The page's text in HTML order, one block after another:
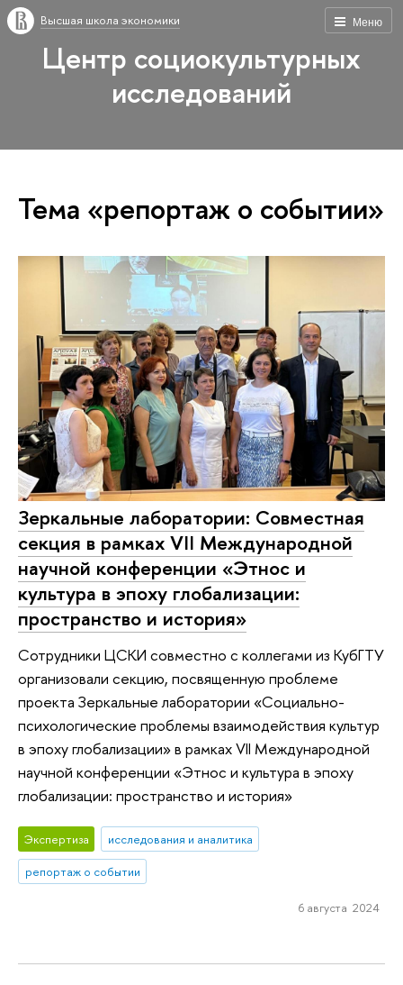
Меню
Высшая школа экономики
Центр социокультурных
исследований
Тема «репортаж о событии»
Зеркальные лаборатории: Совместная
секция в рамках VII Международной
научной конференции «Этнос и
культура в эпоху глобализации:
пространство и история»
Сотрудники ЦСКИ совместно с коллегами из КубГТУ
организовали секцию, посвященную проблеме
проекта Зеркальные лаборатории «Социально-
психологические проблемы взаимодействия культур
в эпоху глобализации» в рамках VII Международной
научной конференции «Этнос и культура в эпоху
глобализации: пространство и история»
Экспертиза
исследования и аналитика
репортаж о событии
6 августа 2024